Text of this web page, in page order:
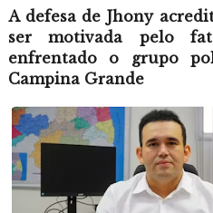
A defesa de Jhony
ser motivada pelo
enfrentado o grupo
Campina Grande